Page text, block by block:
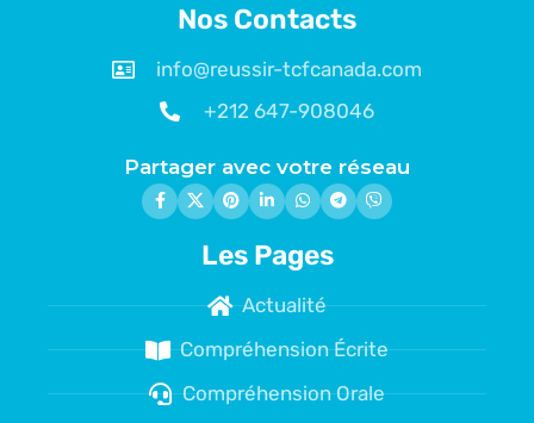
Nos Contacts
info@reussir-tcfcanada.com
+212 647-908046
Partager avec votre réseau
Les Pages
Actualité
Compréhension Écrite
Compréhension Orale